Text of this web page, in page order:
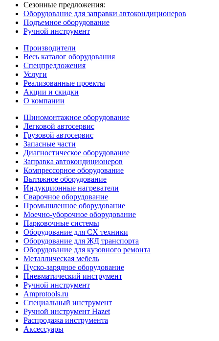
Сезонные предложения:
Оборудование для заправки автокондиционеров
Подъемное оборудование
Ручной инструмент
Производители
Весь каталог оборудования
Спецпредложения
Услуги
Реализованные проекты
Акции и скидки
О компании
Шиномонтажное оборудование
Легковой автосервис
Грузовой автосервис
Запасные части
Диагностическое оборудование
Заправка автокондиционеров
Компрессорное оборудование
Вытяжное оборудование
Индукционные нагреватели
Сварочное оборудование
Промышленное оборудование
Моечно-уборочное оборудование
Парковочные системы
Оборудование для СХ техники
Оборудование для ЖД транспорта
Оборудование для кузовного ремонта
Металлическая мебель
Пуско-зарядное оборудование
Пневматический инструмент
Ручной инструмент
Amprotools.ru
Специальный инструмент
Ручной инструмент Hazet
Распродажа инструмента
Аксессуары